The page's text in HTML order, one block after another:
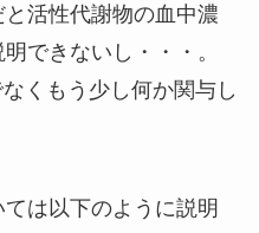
活性代謝物の血中濃
できないし・・・。
くもう少し何か関与し
は以下のように説明